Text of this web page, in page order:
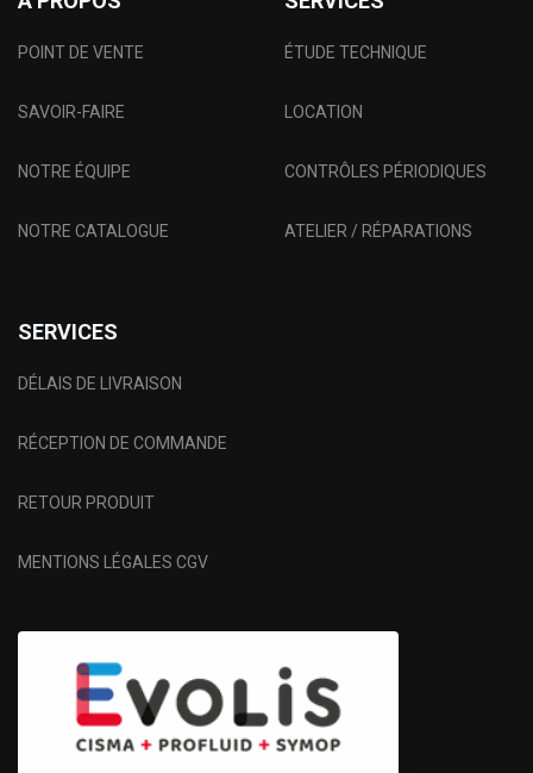
POINT DE VENTE
SAVOIR-FAIRE
NOTRE ÉQUIPE
NOTRE CATALOGUE
ÉTUDE TECHNIQUE
LOCATION
CONTRÔLES PÉRIODIQUES
ATELIER / RÉPARATIONS
SERVICES
DÉLAIS DE LIVRAISON
RÉCEPTION DE COMMANDE
RETOUR PRODUIT
MENTIONS LÉGALES CGV